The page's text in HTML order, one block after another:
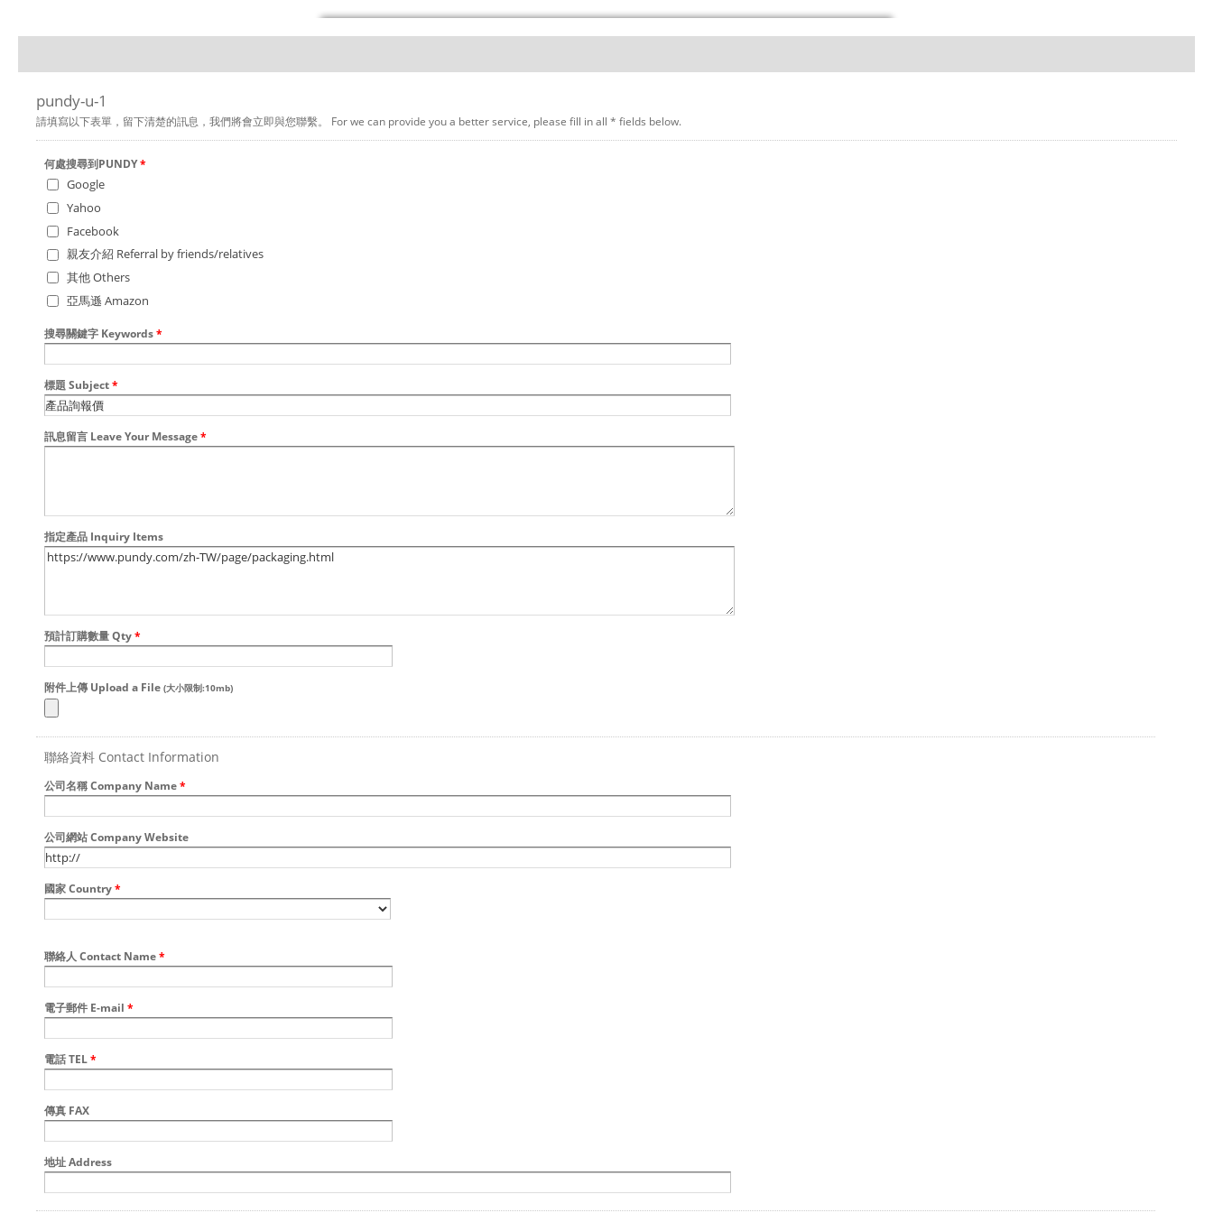
pundy-u-1
請填寫以下表單，留下清楚的訊息，我們將會立即與您聯繫。 For we can provide you a better service, please fill in all * fields below.
何處搜尋到PUNDY*
Google
Yahoo
Facebook
親友介紹 Referral by friends/relatives
其他 Others
亞馬遜 Amazon
搜尋關鍵字 Keywords*
標題 Subject*
訊息留言 Leave Your Message*
指定產品 Inquiry Items
預計訂購數量 Qty*
附件上傳 Upload a File (大小限制:10mb)
聯絡資料 Contact Information
公司名稱 Company Name*
公司網站 Company Website
國家 Country*
聯絡人 Contact Name*
電子郵件 E-mail *
電話 TEL*
傳真 FAX
地址 Address